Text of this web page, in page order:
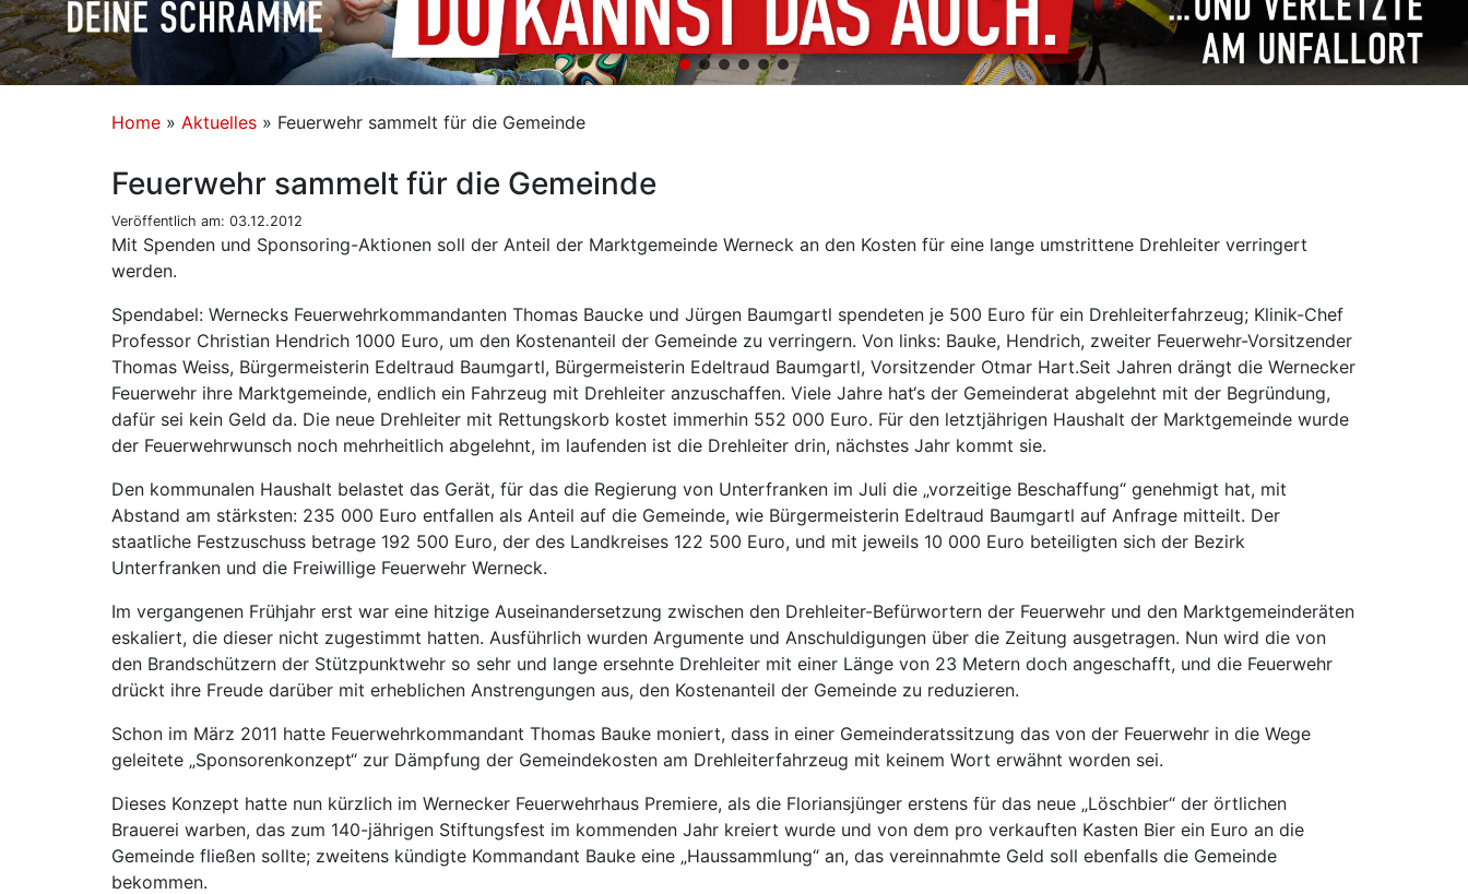
Home » Aktuelles » Feuerwehr sammelt für die Gemeinde
Feuerwehr sammelt für die Gemeinde
Veröffentlich am: 03.12.2012
Mit Spenden und Sponsoring-Aktionen soll der Anteil der Marktgemeinde Werneck an den Kosten für eine lange umstrittene Drehleiter verringert
werden.
Spendabel: Wernecks Feuerwehrkommandanten Thomas Baucke und Jürgen Baumgartl spendeten je 500 Euro für ein Drehleiterfahrzeug; Klinik-Chef
Professor Christian Hendrich 1000 Euro, um den Kostenanteil der Gemeinde zu verringern. Von links: Bauke, Hendrich, zweiter Feuerwehr-Vorsitzender
Thomas Weiss, Bürgermeisterin Edeltraud Baumgartl, Bürgermeisterin Edeltraud Baumgartl, Vorsitzender Otmar Hart.Seit Jahren drängt die Wernecker
Feuerwehr ihre Marktgemeinde, endlich ein Fahrzeug mit Drehleiter anzuschaffen. Viele Jahre hat‘s der Gemeinderat abgelehnt mit der Begründung,
dafür sei kein Geld da. Die neue Drehleiter mit Rettungskorb kostet immerhin 552 000 Euro. Für den letztjährigen Haushalt der Marktgemeinde wurde
der Feuerwehrwunsch noch mehrheitlich abgelehnt, im laufenden ist die Drehleiter drin, nächstes Jahr kommt sie.
Den kommunalen Haushalt belastet das Gerät, für das die Regierung von Unterfranken im Juli die „vorzeitige Beschaffung“ genehmigt hat, mit
Abstand am stärksten: 235 000 Euro entfallen als Anteil auf die Gemeinde, wie Bürgermeisterin Edeltraud Baumgartl auf Anfrage mitteilt. Der
staatliche Festzuschuss betrage 192 500 Euro, der des Landkreises 122 500 Euro, und mit jeweils 10 000 Euro beteiligten sich der Bezirk
Unterfranken und die Freiwillige Feuerwehr Werneck.
Im vergangenen Frühjahr erst war eine hitzige Auseinandersetzung zwischen den Drehleiter-Befürwortern der Feuerwehr und den Marktgemeinderäten
eskaliert, die dieser nicht zugestimmt hatten. Ausführlich wurden Argumente und Anschuldigungen über die Zeitung ausgetragen. Nun wird die von
den Brandschützern der Stützpunktwehr so sehr und lange ersehnte Drehleiter mit einer Länge von 23 Metern doch angeschafft, und die Feuerwehr
drückt ihre Freude darüber mit erheblichen Anstrengungen aus, den Kostenanteil der Gemeinde zu reduzieren.
Schon im März 2011 hatte Feuerwehrkommandant Thomas Bauke moniert, dass in einer Gemeinderatssitzung das von der Feuerwehr in die Wege
geleitete „Sponsorenkonzept“ zur Dämpfung der Gemeindekosten am Drehleiterfahrzeug mit keinem Wort erwähnt worden sei.
Dieses Konzept hatte nun kürzlich im Wernecker Feuerwehrhaus Premiere, als die Floriansjünger erstens für das neue „Löschbier“ der örtlichen
Brauerei warben, das zum 140-jährigen Stiftungsfest im kommenden Jahr kreiert wurde und von dem pro verkauften Kasten Bier ein Euro an die
Gemeinde fließen sollte; zweitens kündigte Kommandant Bauke eine „Haussammlung“ an, das vereinnahmte Geld soll ebenfalls die Gemeinde
bekommen.